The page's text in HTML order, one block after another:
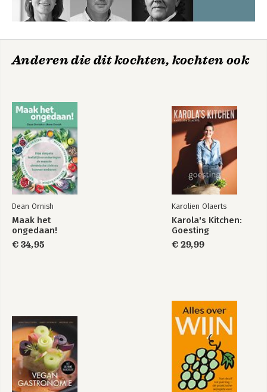
Anderen die dit kochten, kochten ook
Dean Ornish
Maak het
ongedaan!
€ 34,95
Karolien Olaerts
Karola's Kitchen:
Goesting
€ 29,99